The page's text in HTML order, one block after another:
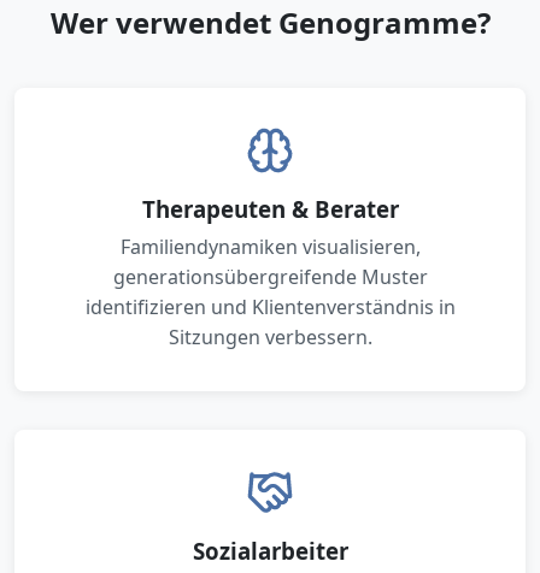
Wer verwendet Genogramme?
Therapeuten & Berater
Familiendynamiken visualisieren,
generationsübergreifende Muster
identifizieren und Klientenverständnis in
Sitzungen verbessern.
Sozialarbeiter